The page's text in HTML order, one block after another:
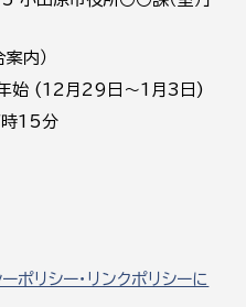
内）
年始 (12月29日～1月3日)
15分
ポリシー・リンクポリシーに